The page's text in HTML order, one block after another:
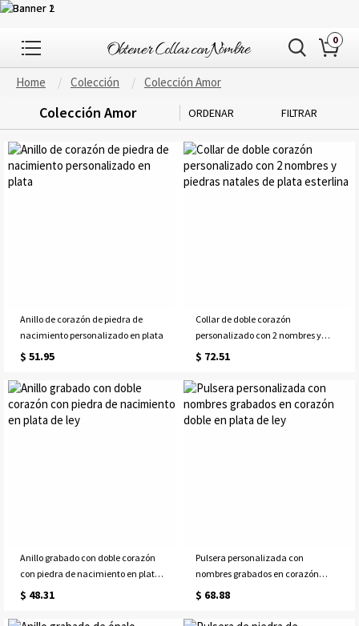
0
Home Colección Colección Amor
Colección Amor ORDENAR FILTRAR
Anillo de corazón de piedra de
nacimiento personalizado en plata
$ 51.95
Collar de doble corazón
personalizado con 2 nombres y
piedras natales de plata esterlina
$ 72.51
Anillo grabado con doble corazón
con piedra de nacimiento en plata
de ley
$ 48.31
Pulsera personalizada con
nombres grabados en corazón
doble en plata de ley
$ 68.88